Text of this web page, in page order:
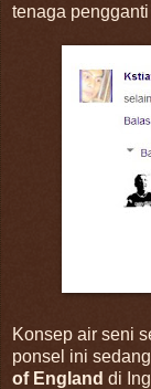
tenaga
Konsep air seni
ponsel ini
of England di